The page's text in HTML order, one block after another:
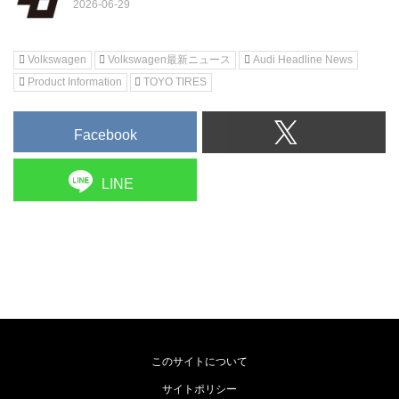
Volkswagen Volkswagen最新ニュース
Audi Headline News
Product Information
TOYO TIRES
Facebook
LINE
このサイトについて
サイトポリシー